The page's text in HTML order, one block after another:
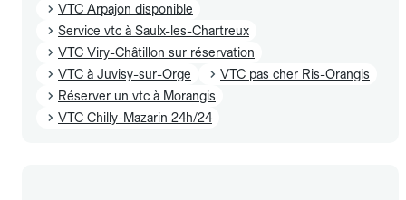
VTC Arpajon disponible
Service vtc à Saulx-les-Chartreux
VTC Viry-Châtillon sur réservation
VTC à Juvisy-sur-Orge
VTC pas cher Ris-Orangis
Réserver un vtc à Morangis
VTC Chilly-Mazarin 24h/24